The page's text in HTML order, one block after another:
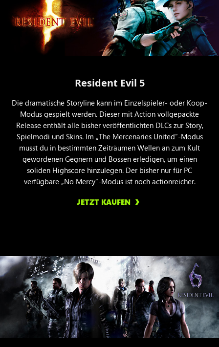
Resident Evil 5
Die dramatische Storyline kann im Einzelspieler- oder Koop-
Modus gespielt werden. Dieser mit Action vollgepackte
Release enthält alle bisher veröffentlichten DLCs zur Story,
Spielmodi und Skins. Im „The Mercenaries United“-Modus
musst du in bestimmten Zeiträumen Wellen an zum Kult
gewordenen Gegnern und Bossen erledigen, um einen
soliden Highscore hinzulegen. Der bisher nur für PC
verfügbare „No Mercy“-Modus ist noch actionreicher.
JETZT KAUFEN